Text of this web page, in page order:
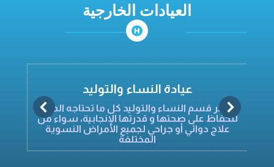
العيادات الخارجية
عيادة النساء والتوليد
يوفر قسم النساء والتوليد كل ما تحتاجه المرأة
للحفاظ على صحتها و قدرتها الإنجابية، سواء من
علاج دوائي أو جراحي لجميع الأمراض النسوية
المختلفة